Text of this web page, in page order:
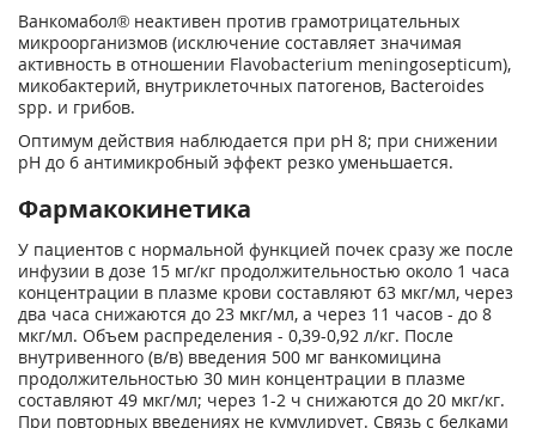
Ванкомабол® неактивен против грамотрицательных
микроорганизмов (исключение составляет значимая
активность в отношении Flavobacterium meningosepticum),
микобактерий, внутриклеточных патогенов, Bacteroides
spp. и грибов.
Оптимум действия наблюдается при pH 8; при снижении
pH до 6 антимикробный эффект резко уменьшается.
Фармакокинетика
У пациентов с нормальной функцией почек сразу же после
инфузии в дозе 15 мг/кг продолжительностью около 1 часа
концентрации в плазме крови составляют 63 мкг/мл, через
два часа снижаются до 23 мкг/мл, а через 11 часов - до 8
мкг/мл. Объем распределения - 0,39-0,92 л/кг. После
внутривенного (в/в) введения 500 мг ванкомицина
продолжительностью 30 мин концентрации в плазме
составляют 49 мкг/мл; через 1-2 ч снижаются до 20 мкг/кг.
При повторных введениях не кумулирует. Связь с белками